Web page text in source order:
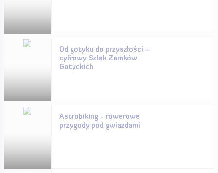
Od gotyku do przyszłości –
cyfrowy Szlak Zamków
Gotyckich
Astrobiking - rowerowe
przygody pod gwiazdami